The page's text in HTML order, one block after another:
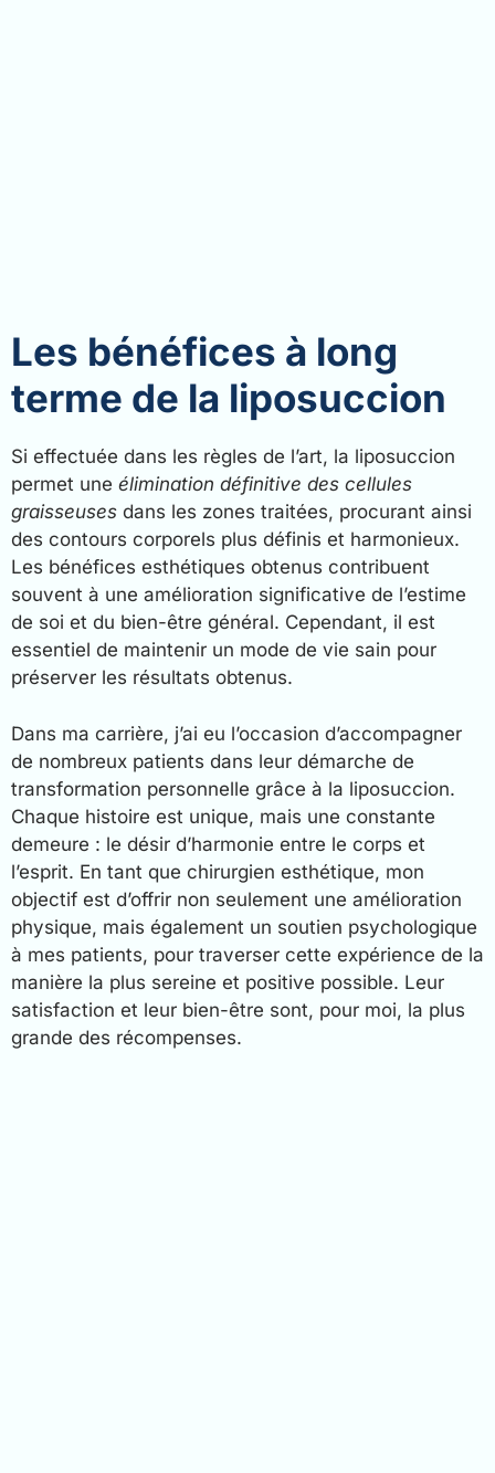
Les bénéfices à long
terme de la liposuccion
Si effectuée dans les règles de l’art, la liposuccion
permet une élimination définitive des cellules
graisseuses dans les zones traitées, procurant ainsi
des contours corporels plus définis et harmonieux.
Les bénéfices esthétiques obtenus contribuent
souvent à une amélioration significative de l’estime
de soi et du bien-être général. Cependant, il est
essentiel de maintenir un mode de vie sain pour
préserver les résultats obtenus.
Dans ma carrière, j’ai eu l’occasion d’accompagner
de nombreux patients dans leur démarche de
transformation personnelle grâce à la liposuccion.
Chaque histoire est unique, mais une constante
demeure : le désir d’harmonie entre le corps et
l’esprit. En tant que chirurgien esthétique, mon
objectif est d’offrir non seulement une amélioration
physique, mais également un soutien psychologique
à mes patients, pour traverser cette expérience de la
manière la plus sereine et positive possible. Leur
satisfaction et leur bien-être sont, pour moi, la plus
grande des récompenses.